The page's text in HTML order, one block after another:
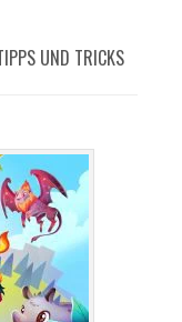
UND TRICKS